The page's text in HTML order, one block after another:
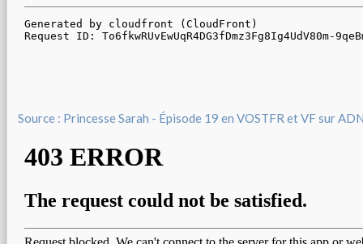
Source : Princesse Sarah - Épisode 19 en VOSTFR et VF sur